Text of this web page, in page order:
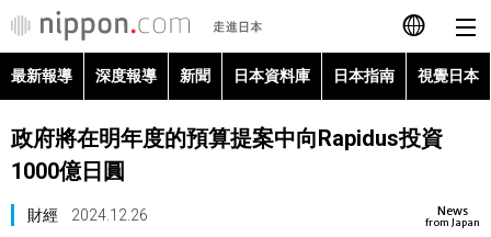
日本語
English
最新報導
最新報導 深度報導 新聞 日本資料庫 日本指南 視覺日本
政府將在明年度的預算提案中向Rapidus投資
1000億日圓
News
from Japan
財經 2024.12.26